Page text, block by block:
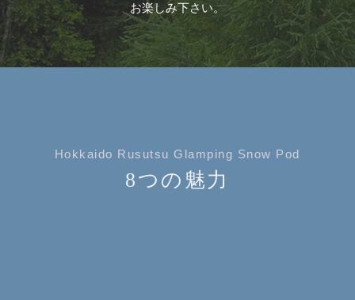
お楽しみ下さい。
Hokkaido Rusutsu Glamping Snow Pod
8つの魅力